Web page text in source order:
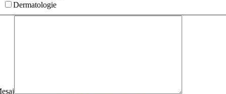
Dermatologie